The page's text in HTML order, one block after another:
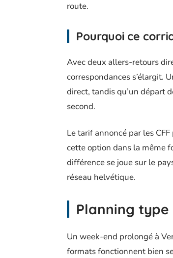
route.
Pourquoi ce
Avec deux allers-retours
correspondances s’élargit.
direct, tandis qu’un départ
second.
Le tarif annoncé par les
cette option dans la même
différence se joue sur le
réseau helvétique.
Planning
Un week-end prolongé à
formats fonctionnent bien